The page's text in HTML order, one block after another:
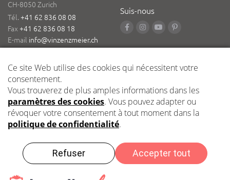
CH-8050 Zurich
Tél.+41 62 836 08 08
Fax +41 62 836 08 18
E-mail info@vinzenzmeier.ch
Logistique
Dépôt central Kleindöttingen
Suis-nous
2021 Vinzenz Meier SA – Copyright